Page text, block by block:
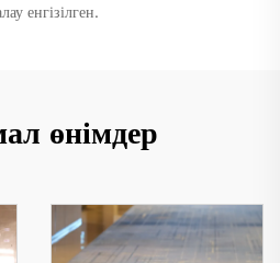
енгізілген.
өнімдер